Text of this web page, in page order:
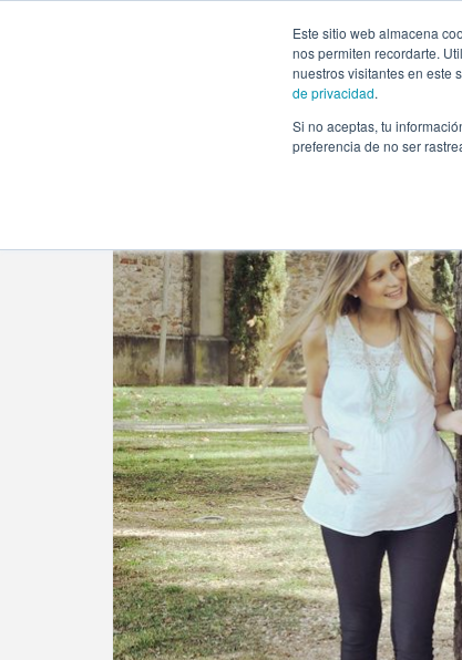
Este sitio web almacena
nos permiten recordarte.
nuestros visitantes en este
de privacidad.
Si no aceptas, tu
preferencia de no ser
Baby Shower»Frases emotivas